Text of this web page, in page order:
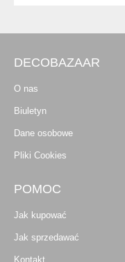
DECOBAZAAR
O nas
Biuletyn
Dane osobowe
Pliki Cookies
POMOC
Jak kupować
Jak sprzedawać
Kontakt